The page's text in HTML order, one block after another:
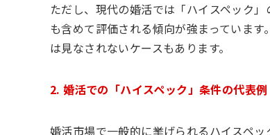
ただし、現代の婚活では「ハイスペック
も含めて評価される傾向が強まっていま
は見なされないケースもあります。
2. 婚活での「ハイスペック」条件の代表例
婚活市場で一般的に挙げられるハイスペッ